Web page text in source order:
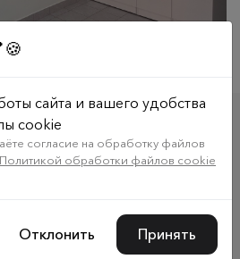
в новом отделении!
сайта и вашего удобства
cookie
согласие на обработку файлов
Политикой обработки файлов cookie
Отклонить Принять